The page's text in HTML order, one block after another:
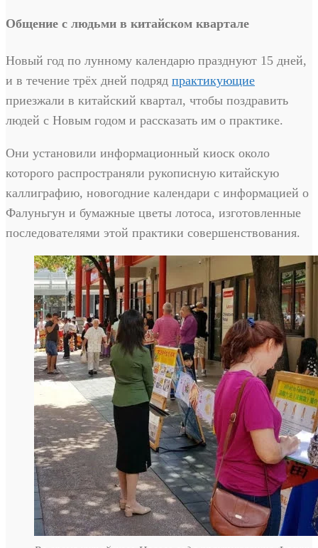
Общение с людьми в китайском квартале
Новый год по лунному календарю празднуют 15 дней,
и в течение трёх дней подряд практикующие
приезжали в китайский квартал, чтобы поздравить
людей с Новым годом и рассказать им о практике.
Они установили информационный киоск около
которого распространяли рукописную китайскую
каллиграфию, новогодние календари с информацией о
Фалуньгун и бумажные цветы лотоса, изготовленные
последователями этой практики совершенствования.